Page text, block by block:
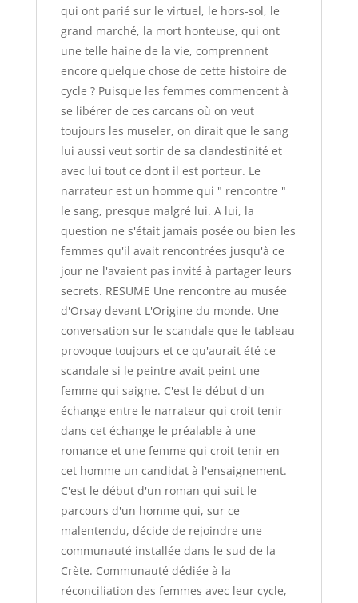
qui ont parié sur le virtuel, le hors-sol, le
grand marché, la mort honteuse, qui ont
une telle haine de la vie, comprennent
encore quelque chose de cette histoire de
cycle ? Puisque les femmes commencent à
se libérer de ces carcans où on veut
toujours les museler, on dirait que le sang
lui aussi veut sortir de sa clandestinité et
avec lui tout ce dont il est porteur. Le
narrateur est un homme qui " rencontre "
le sang, presque malgré lui. A lui, la
question ne s'était jamais posée ou bien les
femmes qu'il avait rencontrées jusqu'à ce
jour ne l'avaient pas invité à partager leurs
secrets. RESUME Une rencontre au musée
d'Orsay devant L'Origine du monde. Une
conversation sur le scandale que le tableau
provoque toujours et ce qu'aurait été ce
scandale si le peintre avait peint une
femme qui saigne. C'est le début d'un
échange entre le narrateur qui croit tenir
dans cet échange le préalable à une
romance et une femme qui croit tenir en
cet homme un candidat à l'ensaignement.
C'est le début d'un roman qui suit le
parcours d'un homme qui, sur ce
malentendu, décide de rejoindre une
communauté installée dans le sud de la
Crète. Communauté dédiée à la
réconciliation des femmes avec leur cycle,